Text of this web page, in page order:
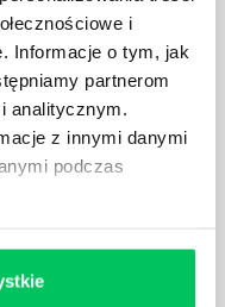
i
Informacje o tym, jak
partnerom
analitycznym.
z innymi danymi
podczas
Z
WYROBÓW
dzisiejszego
coraz więcej reguł,